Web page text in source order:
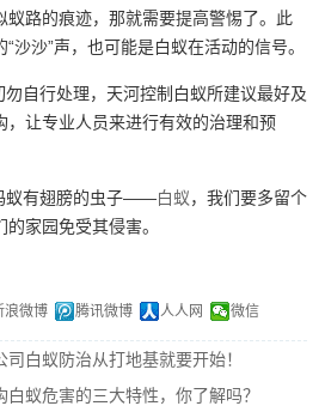
蚁路的痕迹，那就需要提高警惕了。此
沙沙”声，也可能是白蚁在活动的信号。
自行处理，天河控制白蚁所建议最好及
，让专业人员来进行有效的治理和预
蚁有翅膀的虫子——白蚁，我们要多留个
家园免受其侵害。
浪微博 腾讯微博 人人网 微信
白蚁防治从打地基就要开始！
蚁危害的三大特性，你了解吗？